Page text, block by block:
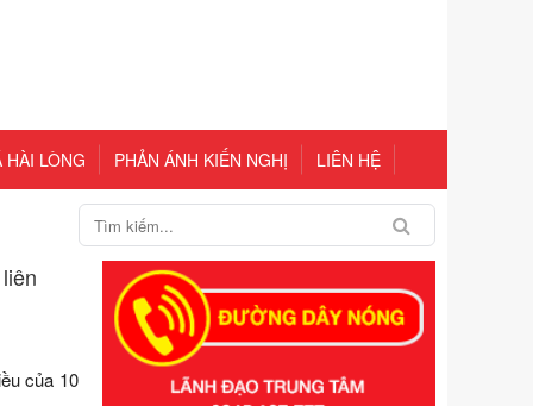
HÀI LÒNG PHẢN ÁNH KIẾN NGHỊ LIÊN HỆ
của 10